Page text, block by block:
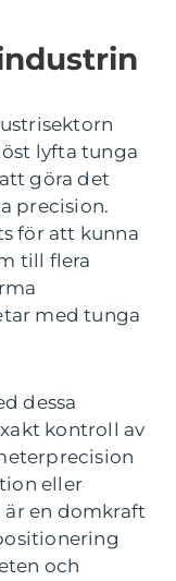
lyfta tunga
göra det
precision.
för att kunna
till flera
med tunga
dessa
kontroll av
eller
är en domkraft
och